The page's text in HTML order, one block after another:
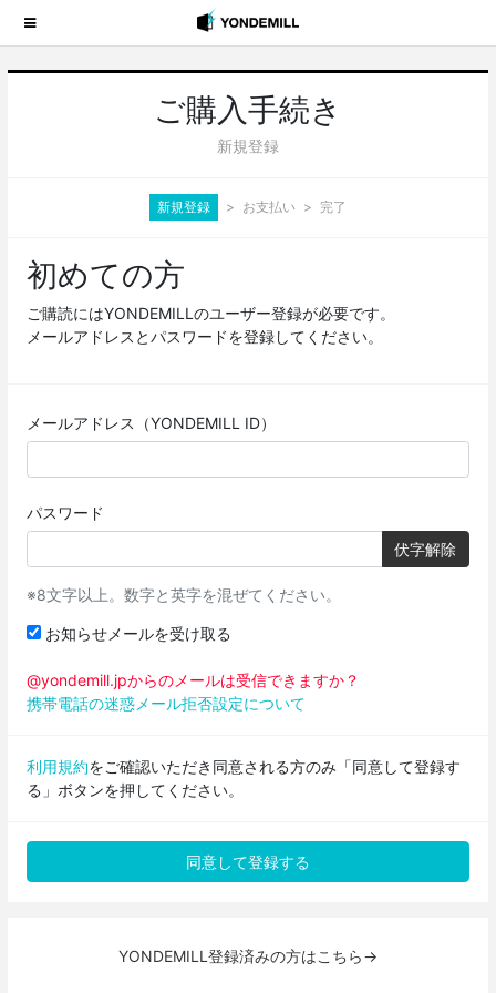
ご購入手続き
新規登録
新規登録 お支払い 完了
初めての方
ご購読にはYONDEMILLのユーザー登録が必要です。
メールアドレスとパスワードを登録してください。
メールアドレス（YONDEMILL ID）
パスワード
伏字解除
※8文字以上。数字と英字を混ぜてください。
お知らせメールを受け取る
@yondemill.jpからのメールは受信できますか？
携帯電話の迷惑メール拒否設定について
利用規約をご確認いただき同意される方のみ「同意して登録す
る」ボタンを押してください。
YONDEMILL登録済みの方はこちら→